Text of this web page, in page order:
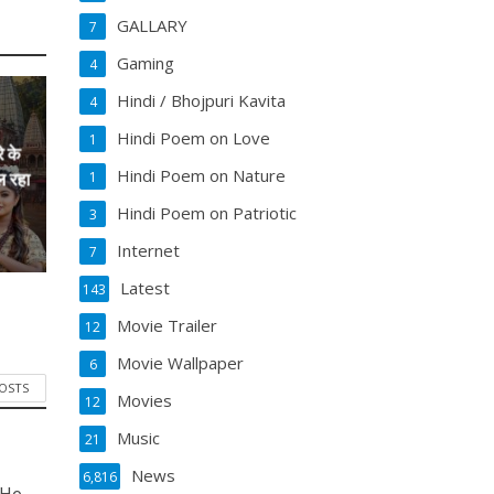
के
रहा
GALLARY
7
Gaming
4
Hindi / Bhojpuri Kavita
4
Hindi Poem on Love
1
Hindi Poem on Nature
1
Hindi Poem on Patriotic
3
Internet
7
Latest
143
Movie Trailer
12
Movie Wallpaper
6
Movies
12
Music
21
News
6,816